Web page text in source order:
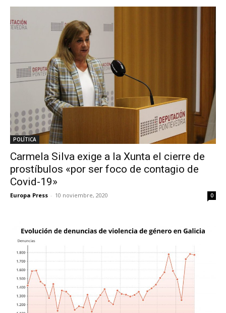
POLÍTICA
Carmela Silva exige a la Xunta el cierre de
prostíbulos «por ser foco de contagio de
Covid-19»
Europa Press - 10 noviembre, 2020 0